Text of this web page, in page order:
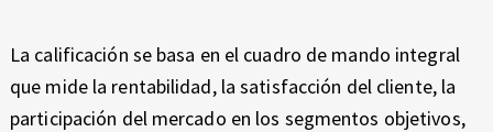
La calificación se basa en el cuadro de mando integral
que mide la rentabilidad, la satisfacción del cliente, la
participación del mercado en los segmentos objetivos,